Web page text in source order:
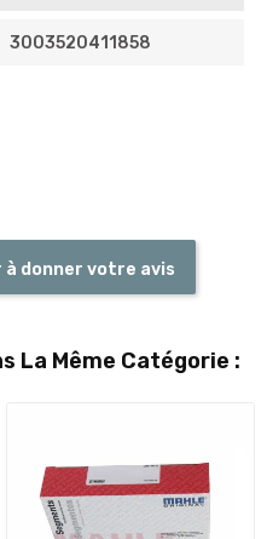
3003520411858
à donner votre avis
La Même Catégorie :